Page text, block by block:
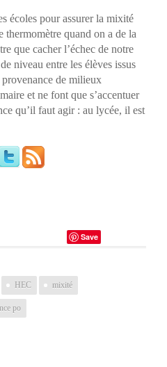
écoles pour assurer la mixité
thermomètre quand on a de la
que cacher l’échec de notre
niveau entre les élèves issus
de milieux
et ne font que s’accentuer
qu’il faut agir : au lycée, il est
Save
HEC mixité
po